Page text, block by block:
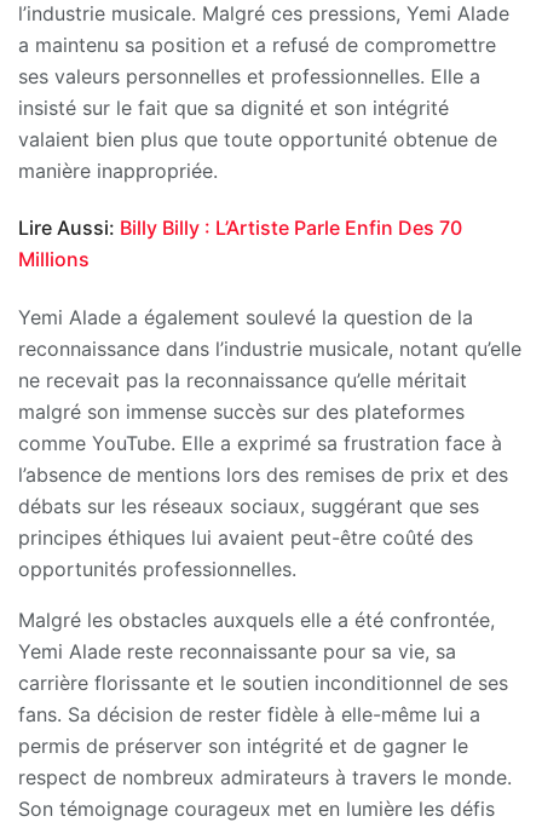
l’industrie musicale. Malgré ces pressions, Yemi Alade
a maintenu sa position et a refusé de compromettre
ses valeurs personnelles et professionnelles. Elle a
insisté sur le fait que sa dignité et son intégrité
valaient bien plus que toute opportunité obtenue de
manière inappropriée.
Lire Aussi: Billy Billy : L’Artiste Parle Enfin Des 70
Millions
Yemi Alade a également soulevé la question de la
reconnaissance dans l’industrie musicale, notant qu’elle
ne recevait pas la reconnaissance qu’elle méritait
malgré son immense succès sur des plateformes
comme YouTube. Elle a exprimé sa frustration face à
l’absence de mentions lors des remises de prix et des
débats sur les réseaux sociaux, suggérant que ses
principes éthiques lui avaient peut-être coûté des
opportunités professionnelles.
Malgré les obstacles auxquels elle a été confrontée,
Yemi Alade reste reconnaissante pour sa vie, sa
carrière florissante et le soutien inconditionnel de ses
fans. Sa décision de rester fidèle à elle-même lui a
permis de préserver son intégrité et de gagner le
respect de nombreux admirateurs à travers le monde.
Son témoignage courageux met en lumière les défis